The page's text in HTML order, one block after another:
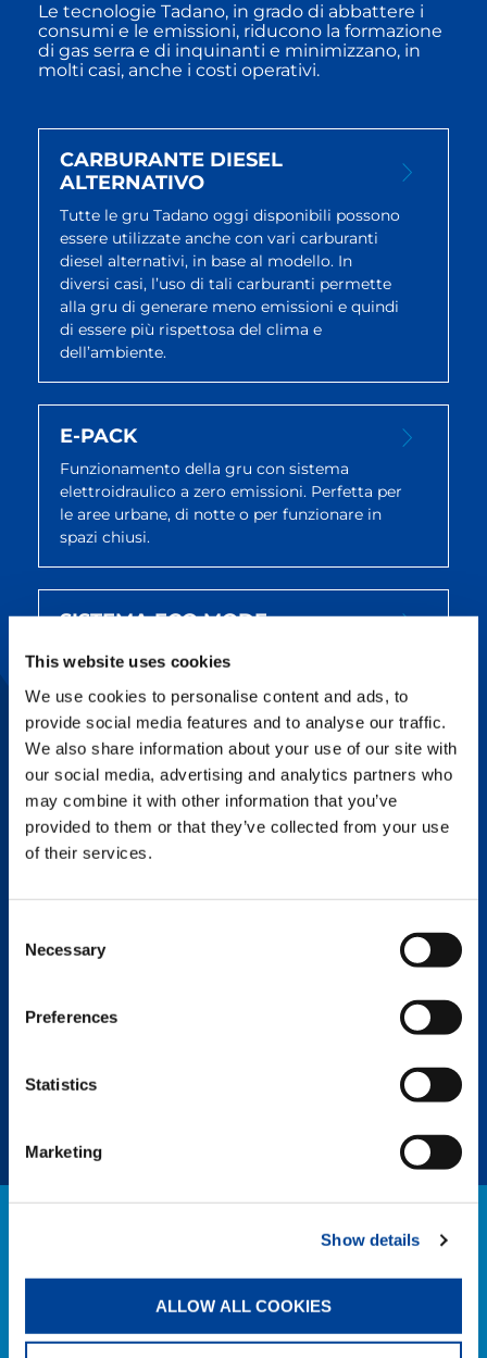
This website uses cookies
We use cookies to personalise content and ads, to
provide social media features and to analyse our traffic.
We also share information about your use of our site with
our social media, advertising and analytics partners who
may combine it with other information that you’ve
provided to them or that they’ve collected from your use
of their services.
Selection
Necessary
Preferences
Statistics
Marketing
Show details
ALLOW ALL COOKIES
Le tecnologie Tadano, in grado di abbattere i
consumi e le emissioni, riducono la formazione
di gas serra e di inquinanti e minimizzano, in
molti casi, anche i costi operativi.
CARBURANTE DIESEL
ALTERNATIVO
Tutte le gru Tadano oggi disponibili possono
essere utilizzate anche con vari carburanti
diesel alternativi, in base al modello. In
diversi casi, l’uso di tali carburanti permette
alla gru di generare meno emissioni e quindi
di essere più rispettosa del clima e
dell’ambiente.
E-PACK
Funzionamento della gru con sistema
elettroidraulico a zero emissioni. Perfetta per
le aree urbane, di notte o per funzionare in
spazi chiusi.
SISTEMA ECO MODE
Con la modalità Eco è possibile regolare la
emissioni, il consumo di carburante e il
rumore, garantendo al contempo un
funzionamento stabile della gru.
START-STOP
La funzione start-stop consente di arrestare
funzionamento senza utilizzo. In questo
funzionamento. Sebbene il motore venga
pronta a ripartire.